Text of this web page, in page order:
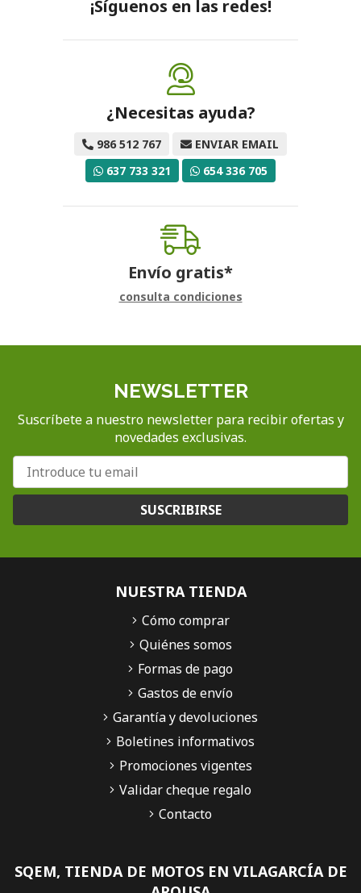
¡Síguenos en las redes!
¿Necesitas ayuda?
986 512 767
ENVIAR EMAIL
637 733 321
654 336 705
Envío gratis*
consulta condiciones
NEWSLETTER
Suscríbete a nuestro newsletter para recibir ofertas y
novedades exclusivas.
SUSCRIBIRSE
SQEM, TIENDA DE MOTOS EN VILAGARCÍA DE
NUESTRA TIENDA
Cómo comprar
Quiénes somos
Formas de pago
Gastos de envío
Garantía y devoluciones
Boletines informativos
Promociones vigentes
Validar cheque regalo
Contacto